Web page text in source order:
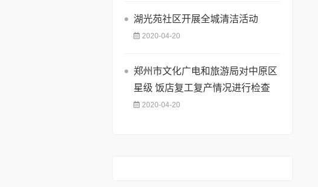
湖光苑社区开展全城清洁活动
2020-04-20
郑州市文化广电和旅游局对中原区
星级 饭店复工复产情况进行检查
2020-04-20